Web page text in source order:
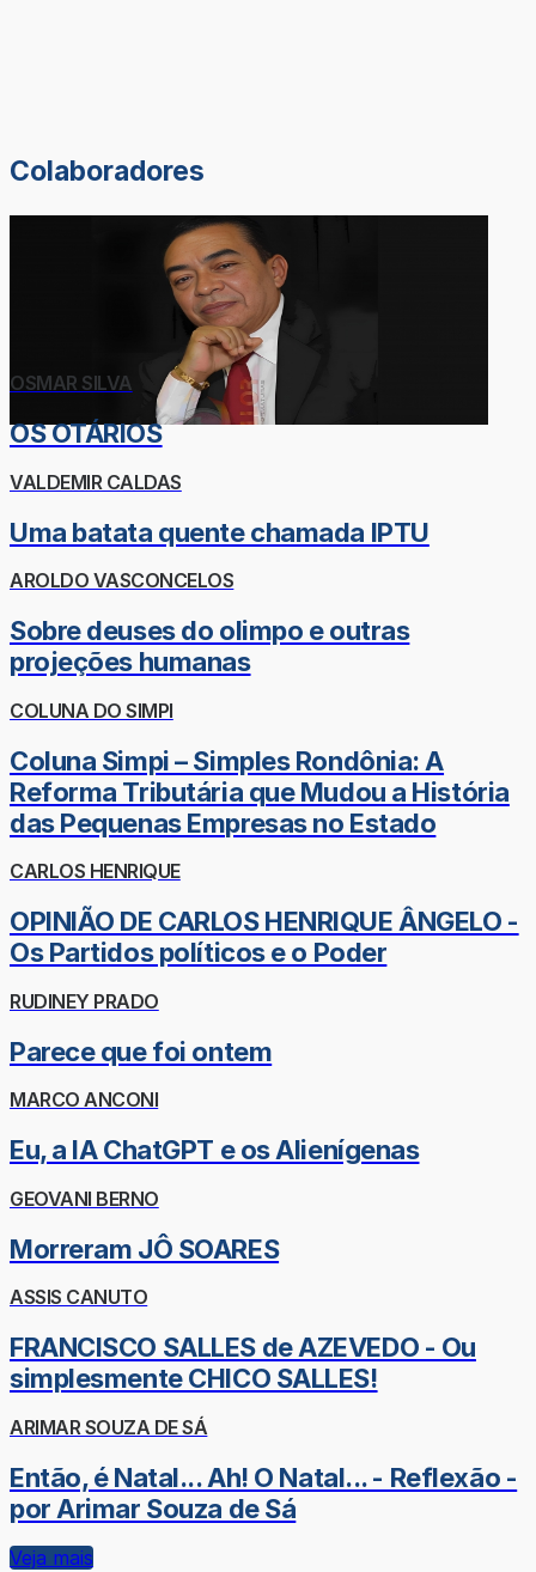
Colaboradores
OSMAR SILVA
OS OTÁRIOS
VALDEMIR CALDAS
Uma batata quente chamada IPTU
AROLDO VASCONCELOS
Sobre deuses do olimpo e outras
projeções humanas
COLUNA DO SIMPI
Coluna Simpi – Simples Rondônia: A
Reforma Tributária que Mudou a História
das Pequenas Empresas no Estado
CARLOS HENRIQUE
OPINIÃO DE CARLOS HENRIQUE ÂNGELO -
Os Partidos políticos e o Poder
RUDINEY PRADO
Parece que foi ontem
MARCO ANCONI
Eu, a IA ChatGPT e os Alienígenas
GEOVANI BERNO
Morreram JÔ SOARES
ASSIS CANUTO
FRANCISCO SALLES de AZEVEDO - Ou
simplesmente CHICO SALLES!
ARIMAR SOUZA DE SÁ
Então, é Natal... Ah! O Natal... - Reflexão -
por Arimar Souza de Sá
Veja mais